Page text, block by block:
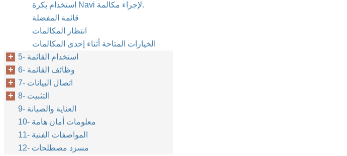
استخدام بكرة Navi لإجراء مكالمة.
قائمة المفضلة
انتظار المكالمات
الخيارات المتاحة أثناء إحدى المكالمات
5- استخدام القائمة
6- وظائف القائمة
7- اتصال البيانات
8- التثبيت
9- العناية والصيانة
10- معلومات أمان هامة
11- المواصفات الفنية
12- مسرد مصطلحات